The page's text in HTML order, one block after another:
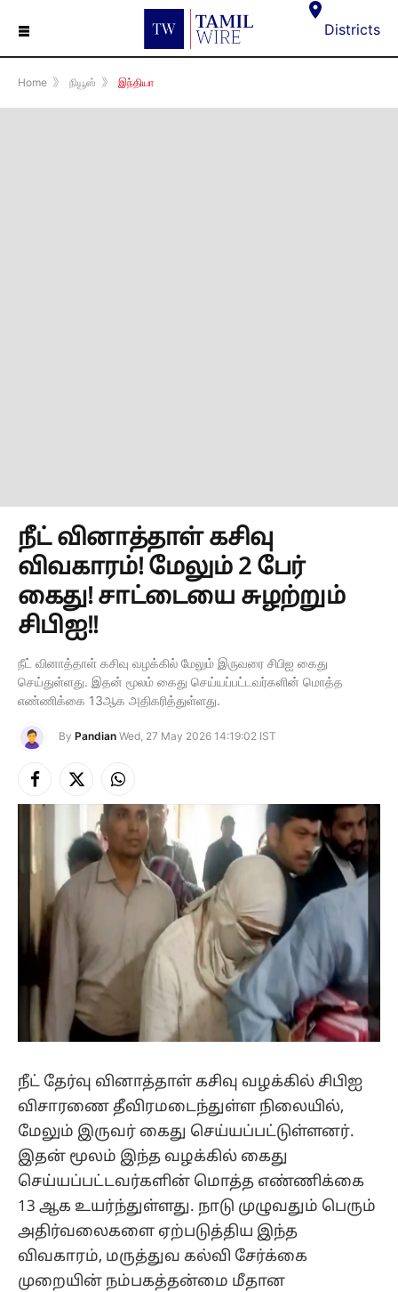
☰ Districts
Home 》 நியூஸ் 》 இந்தியா
நீட் வினாத்தாள் கசிவு
விவகாரம்! மேலும் 2 பேர்
கைது! சாட்டையை சுழற்றும்
சிபிஐ!!
நீட் வினாத்தாள் கசிவு வழக்கில் மேலும் இருவரை சிபிஐ கைது
செய்துள்ளது. இதன் மூலம் கைது செய்யப்பட்டவர்களின் மொத்த
எண்ணிக்கை 13ஆக அதிகரித்துள்ளது.
By Pandian Wed, 27 May 2026 14:19:02 IST
Facebook
X
(Twitter)
Instagram
நீட் தேர்வு வினாத்தாள் கசிவு வழக்கில் சிபிஐ
விசாரணை தீவிரமடைந்துள்ள நிலையில்,
மேலும் இருவர் கைது செய்யப்பட்டுள்ளனர்.
இதன் மூலம் இந்த வழக்கில் கைது
செய்யப்பட்டவர்களின் மொத்த எண்ணிக்கை
13 ஆக உயர்ந்துள்ளது. நாடு முழுவதும் பெரும்
அதிர்வலைகளை ஏற்படுத்திய இந்த
விவகாரம், மருத்துவ கல்வி சேர்க்கை
முறையின் நம்பகத்தன்மை மீதான